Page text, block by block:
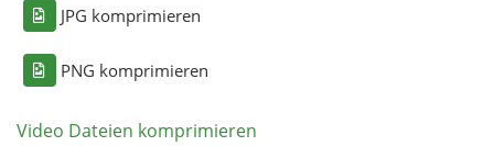
JPG komprimieren
PNG komprimieren
Video Dateien komprimieren